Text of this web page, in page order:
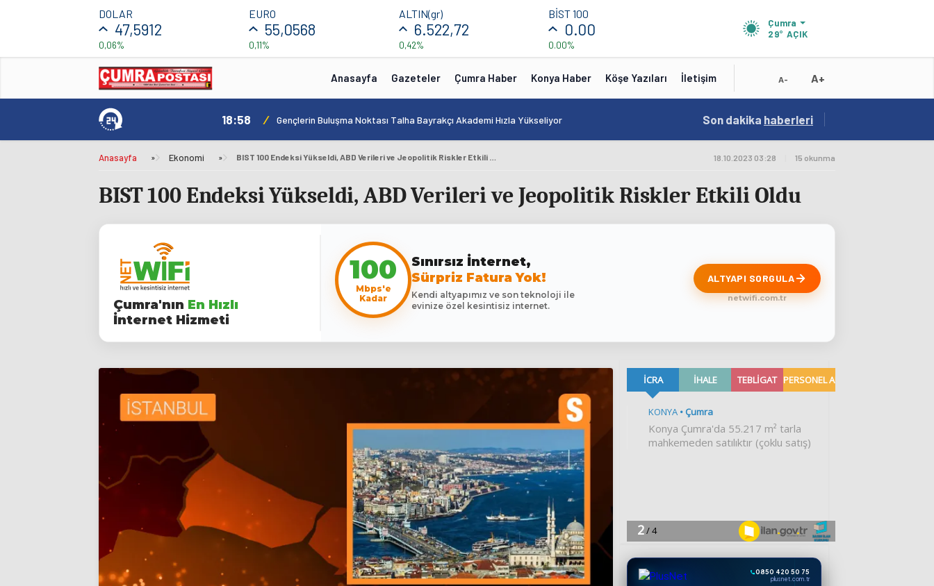
DOLAR
47,5912
0,06%
EURO
55,0568
0,11%
ALTIN(gr)
6.522,72
0,42%
BİST 100
0.00
0.00%
Çumra
29° AÇIK
Anasayfa Gazeteler Çumra Haber Konya Haber Köşe Yazıları İletişim A- A+
18:58 / Gençlerin Buluşma Noktası Talha Bayrakçı Akademi Hızla Yükseliyor 18:56 / Karatay Belediye Başkanı Kılca Yeni Projeleri
Son dakika haberleri
Anasayfa » Ekonomi » BIST 100 Endeksi Yükseldi, ABD Verileri ve Jeopolitik Riskler Etkili Oldu 18.10.2023 03:28 15 okunma
BIST 100 Endeksi Yükseldi, ABD Verileri ve Jeopolitik Riskler Etkili Oldu
Çumra'nın En Hızlı
İnternet Hizmeti
100
Mbps'e
Kadar
Sınırsız İnternet,
Sürpriz Fatura Yok!
Kendi altyapımız ve son teknoloji ile
evinize özel kesintisiz internet.
ALTYAPI SORGULA
netwifi.com.tr
0850 420 50 75
plusnet.com.tr